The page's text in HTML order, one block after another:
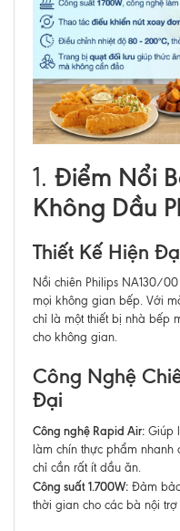
1. Điểm Nổi
Không Dầu
Thiết Kế Hiện
Nồi chiên Philips NA130/
mọi không gian bếp. Với
chỉ là một thiết bị nhà bếp
cho không gian.
Công Nghệ
Đại
Công nghệ Rapid Air: Giúp
làm chín thực phẩm
chỉ cần rất ít dầu ăn.
Công suất 1.700W: Đảm
thời gian cho các bà nội trợ